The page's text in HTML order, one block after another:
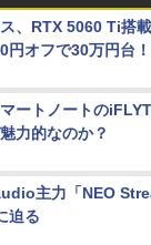
、RTX 5060 Ti搭
円オフで30万円台！
ートノートの
力的なのか？
主力「NEO
迫る